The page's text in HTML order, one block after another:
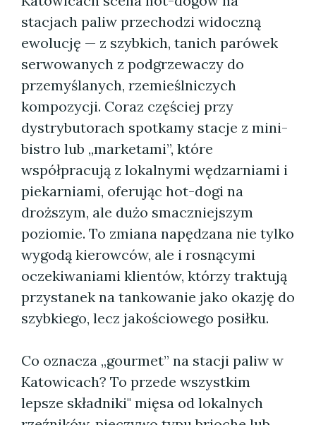
stacjach paliw przechodzi widoczną
ewolucję — z szybkich, tanich parówek
serwowanych z podgrzewaczy do
przemyślanych, rzemieślniczych
kompozycji. Coraz częściej przy
dystrybutorach spotkamy stacje z mini-
bistro lub „marketami”, które
współpracują z lokalnymi wędzarniami i
piekarniami, oferując hot-dogi na
droższym, ale dużo smaczniejszym
poziomie. To zmiana napędzana nie tylko
wygodą kierowców, ale i rosnącymi
oczekiwaniami klientów, którzy traktują
przystanek na tankowanie jako okazję do
szybkiego, lecz jakościowego posiłku.
Co oznacza „gourmet” na stacji paliw w
Katowicach? To przede wszystkim
lepsze składniki" mięsa od lokalnych